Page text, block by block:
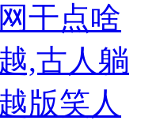
干点啥
,古人躺
版笑人